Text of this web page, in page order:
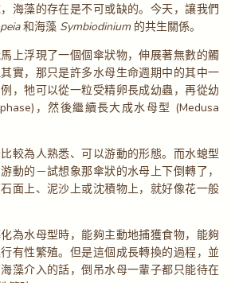
海藻的存在是不可或缺的。今天，讓我們
和海藻 Symbiodinium的共生關係。
上浮現了一個個傘狀物，伸展著無數的觸
實，那只是許多水母生命週期中的其中一
，牠可以從一粒受精卵長成幼蟲，再從幼
，然後繼續長大成水母型 (Medusa
較為人熟悉、可以游動的形態。而水螅型
動的－試想象那傘狀的水母上下倒轉了，
面上、泥沙上或沈積物上，就好像花一般
為水母型時，能夠主動地捕獲食物，能夠
有性繁殖。但是這個成長轉換的過程，並
藻介入的話，倒吊水母一輩子都只能待在